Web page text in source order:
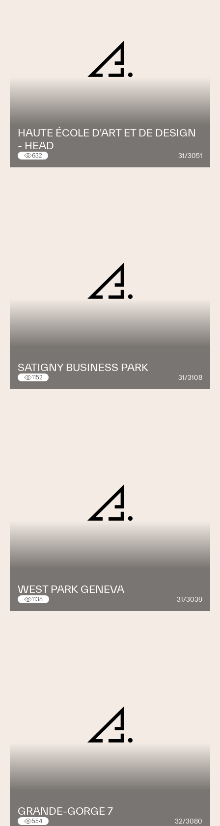
HAUTE ÉCOLE D'ART ET DE DESIGN
- HEAD
632 31/3051
SATIGNY BUSINESS PARK
1152 31/3108
WEST PARK GENEVA
1138 31/3039
GRANDE-GORGE 7
554 32/3080